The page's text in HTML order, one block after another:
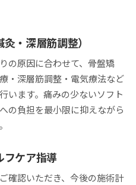
・深層筋調整）
の原因に合わせて、骨盤矯
・深層筋調整・電気療法など
います。痛みの少ないソフト
の負担を最小限に抑えながら
フケア指導
確認いただき、今後の施術計